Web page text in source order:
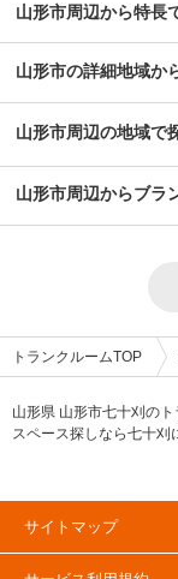
山形市周辺から特長
山形市の詳細地域か
山形市周辺の地域で
山形市周辺からブラ
トランクルームTOP
山形県 山形市七十刈の
スペース探しなら七十刈
います。借りたい地域
備・24時間出し入れ可
法でご希望の収納スペー
十刈で気になるトラン
サイトマップ